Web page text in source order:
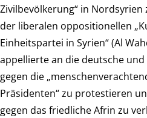
Zivilbevölkerung“ in
der liberalen oppositionellen
Einheitspartei in Syrien“ (Al
appellierte an die deutsche
gegen die
Präsidenten“ zu protestieren
gegen das friedliche Afrin zu